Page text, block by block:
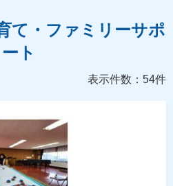
て・ファミリーサポ
ート
表示件数：54件